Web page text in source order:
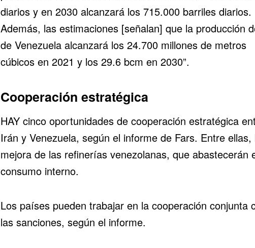
diarios y en 2030 alcanzará los 715.000 barriles diarios.
Además, las estimaciones [señalan] que la producción
de Venezuela alcanzará los 24.700 millones de metros
cúbicos en 2021 y los 29.6 bcm en 2030”.
Cooperación estratégica
HAY cinco oportunidades de cooperación estratégica
Irán y Venezuela, según el informe de Fars. Entre ellas,
mejora de las refinerías venezolanas, que abastecerán
consumo interno.
Los países pueden trabajar en la cooperación conjunta
las sanciones, según el informe.